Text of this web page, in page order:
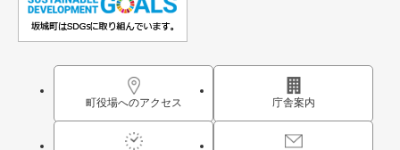
町役場へのアクセス 庁舎案内